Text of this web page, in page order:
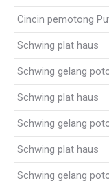
Cincin pemotong
Schwing plat haus
Schwing gelang
Schwing plat haus
Schwing gelang
Schwing plat haus
Schwing gelang